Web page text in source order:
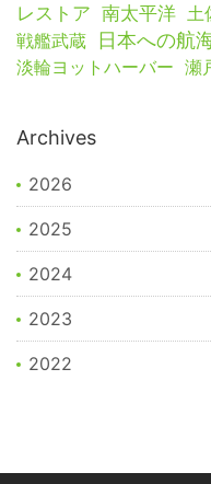
レストア 南太平洋 土
戦艦武蔵 日本への航
淡輪ヨットハーバー 瀬
Archives
2026
2025
2024
2023
2022